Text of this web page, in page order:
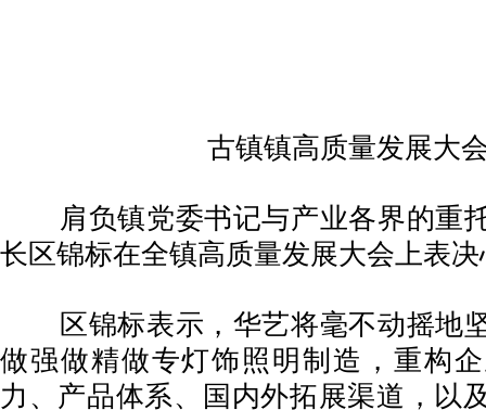
古镇镇高质量发展大
肩负镇党委书记与产业各界的重
长区锦标在全镇高质量发展大会上表
区锦标表示，华艺将毫不动摇地
做强做精做专灯饰照明制造，重构
力、产品体系、国内外拓展渠道，以